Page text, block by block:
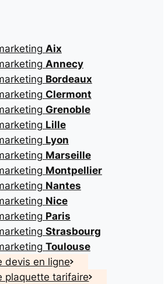
Aix
Annecy
Bordeaux
Clermont
Grenoble
Lille
Lyon
Marseille
Montpellier
Nantes
Nice
Paris
Strasbourg
Toulouse
devis en ligne
plaquette tarifaire